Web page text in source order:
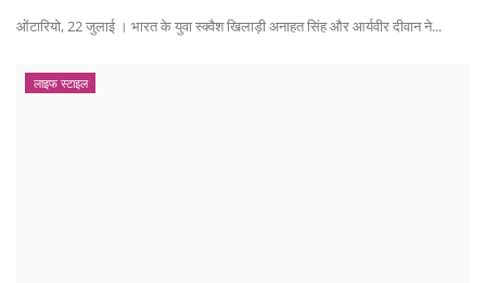
ओंटारियो, 22 जुलाई । भारत के युवा स्क्वैश खिलाड़ी अनाहत सिंह और आर्यवीर दीवान ने...
लाइफ स्टाइल